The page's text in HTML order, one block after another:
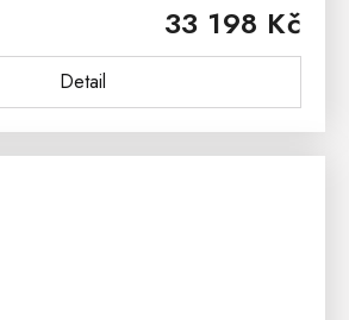
33 198 Kč
Detail
CORDOBA 01/B v...